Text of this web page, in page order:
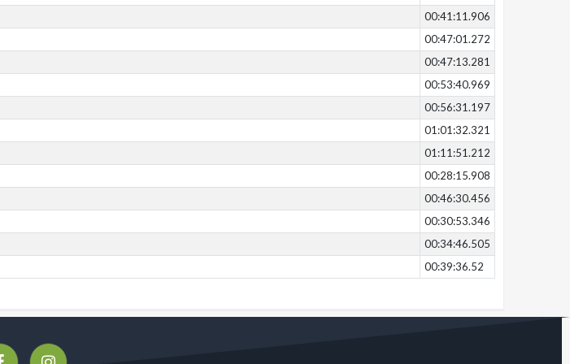
00:41:11.906
00:47:01.272
00:47:13.281
00:53:40.969
00:56:31.197
01:01:32.321
01:11:51.212
00:28:15.908
00:46:30.456
00:30:53.346
00:34:46.505
00:39:36.52